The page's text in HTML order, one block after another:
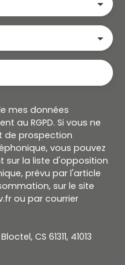
mes données
au RGPD. Si vous ne
de prospection
vous pouvez
sur la liste d'opposition
prévu par l'article
sur le site
ou par courrier
CS 61311, 41013